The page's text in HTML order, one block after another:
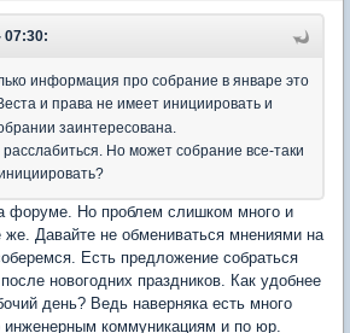
07:30:
информация про собрание в январе это
и права не имеет инициировать и
заинтересована.
Но может собрание все-таки
форуме. Но проблем слишком много и
же. Давайте не обмениваться мнениями на
Есть предложение собраться
новогодних праздников. Как удобнее
день? Ведь наверняка есть много
коммуникациям и по юр.